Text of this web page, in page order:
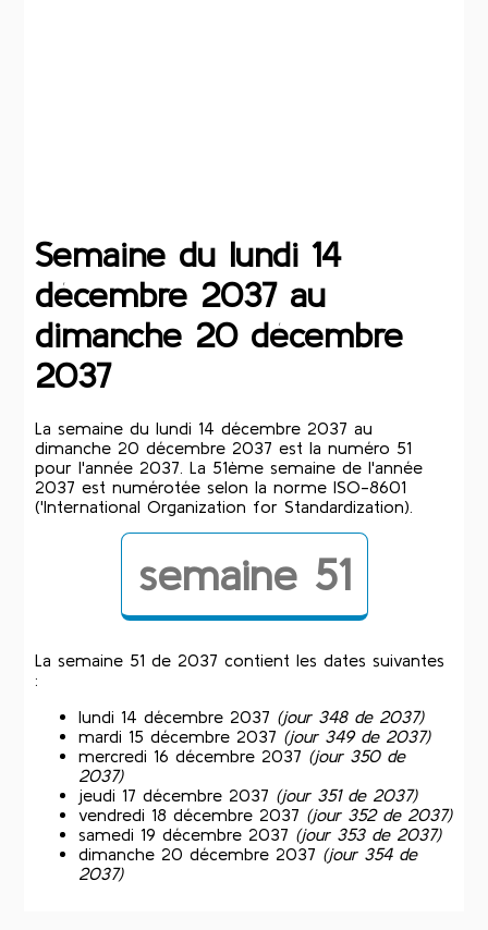
Semaine du lundi 14
décembre 2037 au
dimanche 20 décembre
2037
La semaine du lundi 14 décembre 2037 au
dimanche 20 décembre 2037 est la numéro 51
pour l'année 2037. La 51ème semaine de l'année
2037 est numérotée selon la norme ISO-8601
('International Organization for Standardization).
semaine 51
La semaine 51 de 2037 contient les dates suivantes
:
lundi 14 décembre 2037 (jour 348 de 2037)
mardi 15 décembre 2037 (jour 349 de 2037)
mercredi 16 décembre 2037 (jour 350 de
2037)
jeudi 17 décembre 2037 (jour 351 de 2037)
vendredi 18 décembre 2037 (jour 352 de 2037)
samedi 19 décembre 2037 (jour 353 de 2037)
dimanche 20 décembre 2037 (jour 354 de
2037)